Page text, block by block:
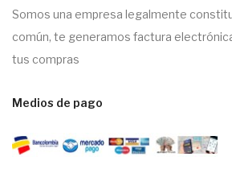
Somos una empresa legalmente
común, te generamos factura
tus compras
Medios de pago